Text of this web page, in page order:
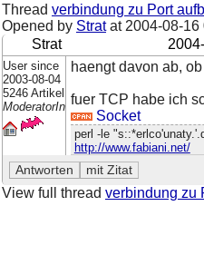
Thread verbindung zu Port
Opened by Stratat 2004-08-16
Strat
User since
2003-08-04
5246 Artikel
ModeratorIn
haengt davon ab,
fuer TCP habe ich
Socket
perl -le
http://www.fabiani.net/
View full thread verbindung zu